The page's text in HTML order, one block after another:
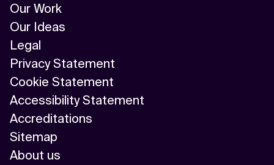
Our Work
Our Ideas
Legal
Privacy Statement
Cookie Statement
Accessibility Statement
Accreditations
Sitemap
About us